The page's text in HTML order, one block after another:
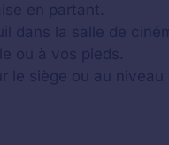
en partant.
dans la salle de
ou à vos pieds.
le siège ou au niveau